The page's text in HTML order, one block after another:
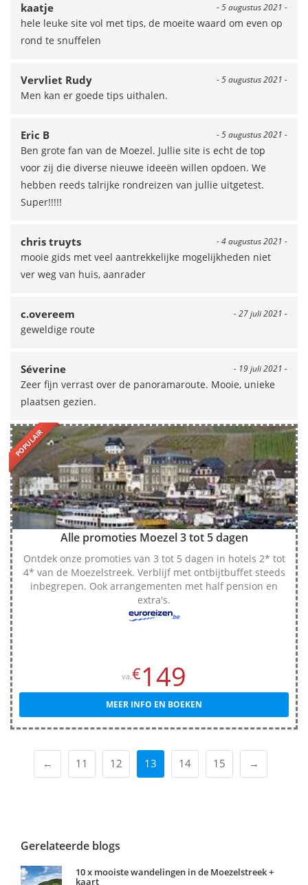
- 5 augustus 2021 -
kaatje
hele leuke site vol met tips, de moeite waard om even op
rond te snuffelen
- 5 augustus 2021 -
Vervliet Rudy
Men kan er goede tips uithalen.
- 5 augustus 2021 -
Eric B
Ben grote fan van de Moezel. Jullie site is echt de top
voor zij die diverse nieuwe ideeën willen opdoen. We
hebben reeds talrijke rondreizen van jullie uitgetest.
Super!!!!!
- 4 augustus 2021 -
chris truyts
mooie gids met veel aantrekkelijke mogelijkheden niet
ver weg van huis, aanrader
- 27 juli 2021 -
c.overeem
geweldige route
- 19 juli 2021 -
Séverine
Zeer fijn verrast over de panoramaroute. Mooie, unieke
plaatsen gezien.
POPULAIR
Alle promoties Moezel 3 tot 5 dagen
Ontdek onze promoties van 3 tot 5 dagen in hotels 2* tot
4* van de Moezelstreek. Verblijf met ontbijtbuffet steeds
inbegrepen. Ook arrangementen met half pension en
extra's.
va.€149
MEER INFO EN BOEKEN
← 11 12 13 14 15 →
Gerelateerde blogs
10 x mooiste wandelingen in de Moezelstreek +
kaart